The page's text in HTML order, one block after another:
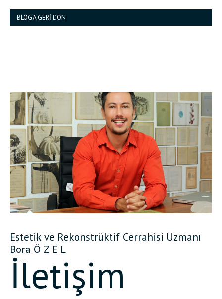
BLOG'A GERİ DÖN
Estetik ve Rekonstrüktif Cerrahisi Uzmanı
Bora Ö Z E L
İletişim